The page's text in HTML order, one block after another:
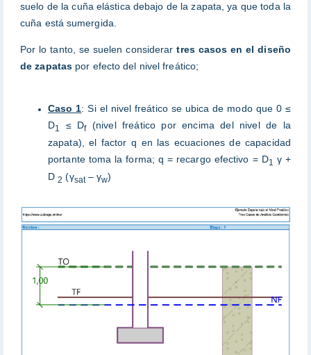
suelo de la cuña elástica debajo de la zapata, ya que toda la
cuña está sumergida.
Por lo tanto, se suelen considerar tres casos en el diseño
de zapatas por efecto del nivel freático;
Caso 1: Si el nivel freático se ubica de modo que 0 ≤
D1 ≤ Df(nivel freático por encima del nivel de la
zapata), el factor q en las ecuaciones de capacidad
portante toma la forma; q = recargo efectivo = D1
γ +
D2 (γsat– γw)